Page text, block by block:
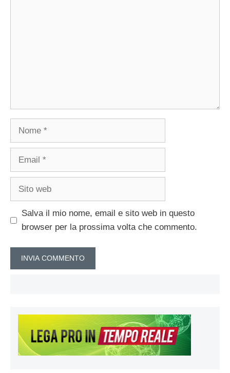
Nome
Email
Sito
Salva il mio nome, email e sito web in questo
browser per la prossima volta che commento.